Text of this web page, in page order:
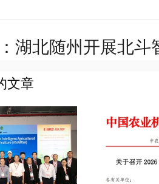
湖北随州开展北斗
文章